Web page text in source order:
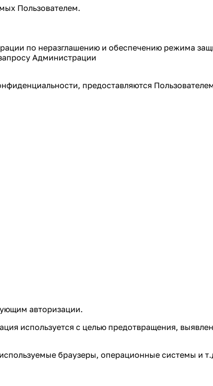
Пользователем.
по неразглашению и обеспечению режима
Администрации
предоставляются
авторизации.
используется с целью предотвращения,
браузеры, операционные системы и